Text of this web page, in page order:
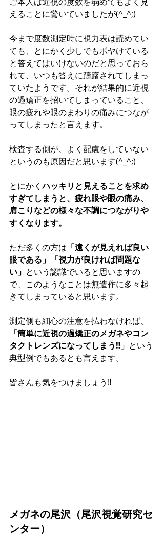
えることに驚いていましたが(^_^;)
今まで度数測定時に視力表は読めてい
ても、とにかく少しでもボヤけている
と答えてはいけないのだと思っておら
れて、いつも答えに躊躇されてしまっ
ていたようです。それが結果的に近視
の過矯正を招いてしまっていること、
眼の疲れや眼のまわりの痛みにつなが
ってしまったと言えます。
検査する側が、よく配慮をしていない
というのも原因だと思います(^_^;)
とにかくハッキリと見えることを求め
すぎてしまうと、疲れ眼や眼の痛み、
肩こりなどの様々な不調につながりや
すくなります。
ただ多くの方は 「遠くが見えれば良い
眼である」「視力が良ければ問題な
い」 という認識でいると思いますの
で、このようなことは無造作に多々起
きてしまっていると思います。
測定側も細心の注意を払わなければ、
「簡単に近視の過矯正のメガネやコン
タクトレンズになってしまう‼」 という
典型例でもあるとも言えます。
皆さんも気をつけましょう‼
メガネの尾沢（尾沢視覚研究セ
ンター）